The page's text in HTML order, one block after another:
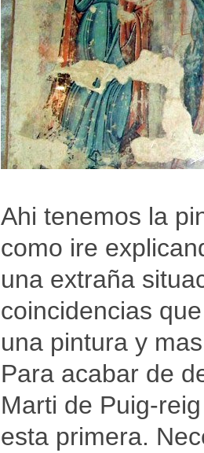
Ahi tenemos la
como ire
una extraña
coincidencias
una pintura y
Para acabar de
Marti de Puig-
esta primera.